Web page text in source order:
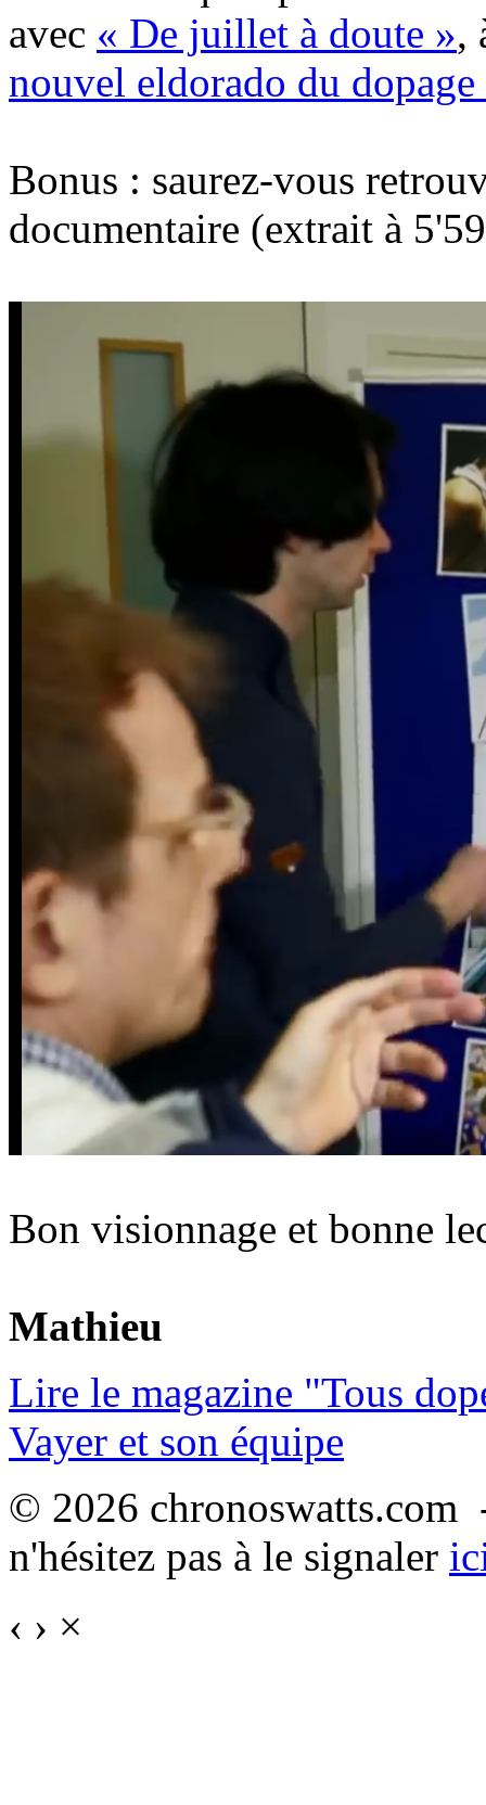
avec « De juillet à doute »,
nouvel eldorado du dopage
Bonus : saurez-vous
documentaire (extrait à
Bon visionnage et bonne
Mathieu
Lire le magazine "Tous
Vayer et son équipe
© 2026
n'hésitez pas à le signaler
‹ › ×